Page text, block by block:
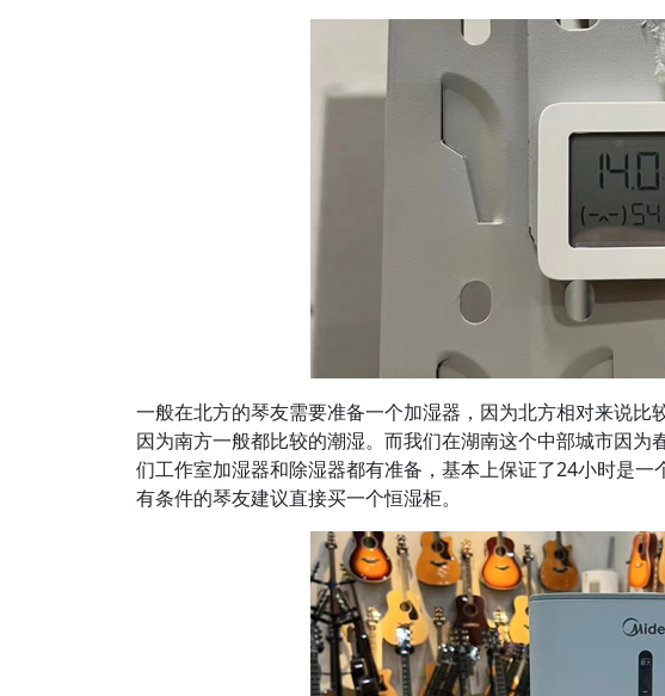
一般在北方的琴友需要准备一个加湿器，因为北方相对来说比
因为南方一般都比较的潮湿。而我们在湖南这个中部城市因
们工作室加湿器和除湿器都有准备，基本上保证了24小时是
有条件的琴友建议直接买一个恒湿柜。